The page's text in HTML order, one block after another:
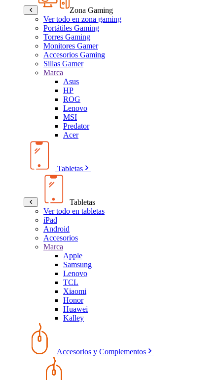
Zona Gaming
Ver todo en zona gaming
Portátiles Gaming
Torres Gaming
Monitores Gamer
Accesorios Gaming
Sillas Gamer
Marca
Asus
HP
ROG
Lenovo
MSI
Predator
Acer
Tabletas
Tabletas
Ver todo en tabletas
iPad
Android
Accesorios
Marca
Apple
Samsung
Lenovo
TCL
Xiaomi
Honor
Huawei
Kalley
Accesorios y Complementos